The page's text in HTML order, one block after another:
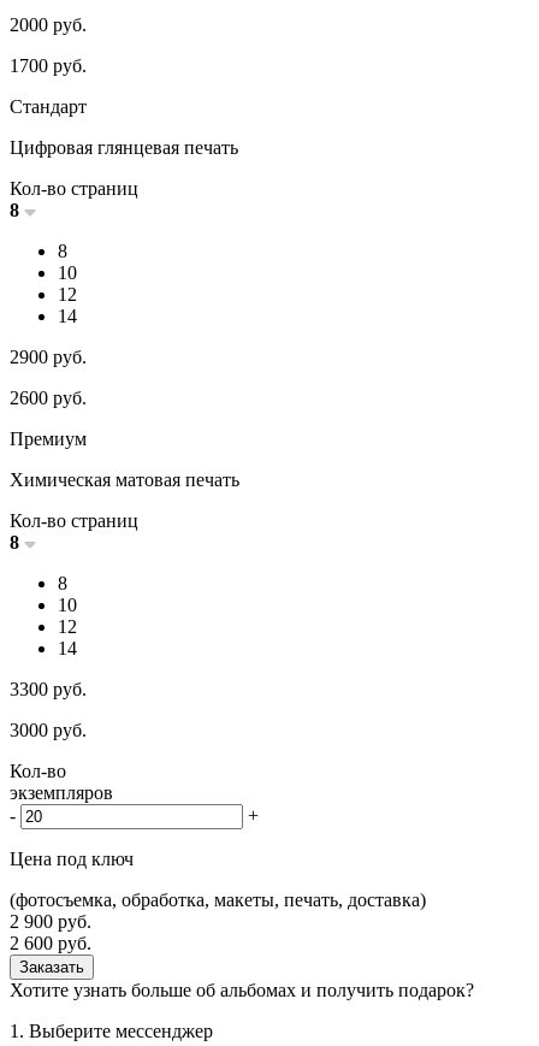
2000 руб.
1700 руб.
Стандарт
Цифровая глянцевая печать
Кол-во страниц
8
8
10
12
14
2900 руб.
2600 руб.
Премиум
Химическая матовая печать
Кол-во страниц
8
8
10
12
14
3300 руб.
3000 руб.
Кол-во
экземпляров
-
+
Цена под ключ
(фотосъемка, обработка, макеты, печать, доставка)
2 900 руб.
2 600 руб.
Заказать
Хотите узнать больше об альбомах и получить подарок?
1. Выберите мессенджер